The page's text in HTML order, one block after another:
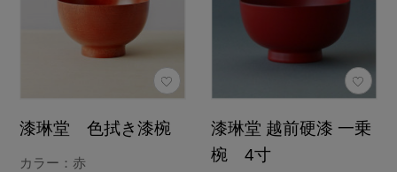
漆琳堂 色拭き漆椀
カラー：赤
漆琳堂 越前硬漆 一乗
椀 4寸